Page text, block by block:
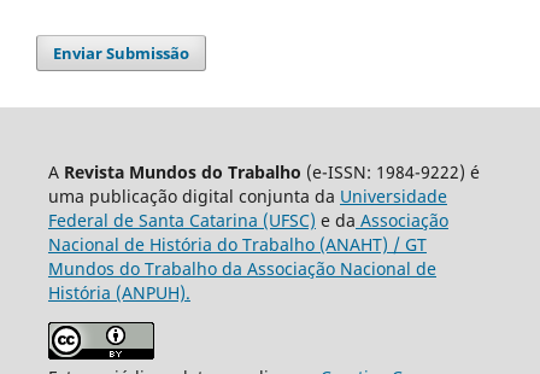
Enviar Submissão
A Revista Mundos do Trabalho (e-ISSN: 1984-9222) é
uma publicação digital conjunta da Universidade
Federal de Santa Catarina (UFSC) e da Associação
Nacional de História do Trabalho (ANAHT) / GT
Mundos do Trabalho da Associação Nacional de
História (ANPUH).